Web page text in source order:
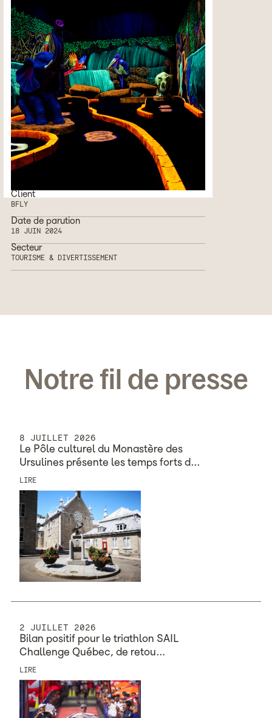
Client
BFLY
Date de parution
18 JUIN 2024
Secteur
TOURISME & DIVERTISSEMENT
Notre fil de presse
8 JUILLET 2026
Le Pôle culturel du Monastère des
Ursulines présente les temps forts d…
LIRE
2 JUILLET 2026
Bilan positif pour le triathlon SAIL
Challenge Québec, ​​​​​​​de retou…
LIRE